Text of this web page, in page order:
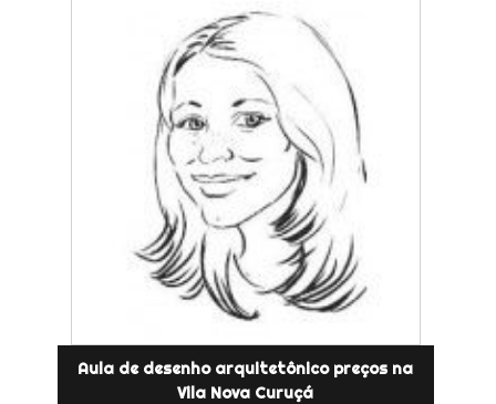
Aula de desenho arquitetônico preços na
Vila Nova Curuçá